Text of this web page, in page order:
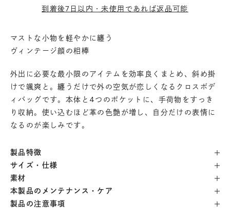
到着後7日以内・未使用であれば返品可能
マストな小物を軽やかに纏う
ヴィンテージ顔の相棒
外出に必要な最小限のアイテムを効率良くまとめ、斜め掛
けで颯爽と。纏うだけで外の空気が恋しくなるクロスボデ
ィバッグです。本体と4つのポケットに、手荷物をすっき
り収納。使い込むほど革の色艶が増し、自分だけの表情に
なるのが楽しみです。
製品特徴
サイズ・仕様
素材
本製品のメンテナンス・ケア
製品の注意事項